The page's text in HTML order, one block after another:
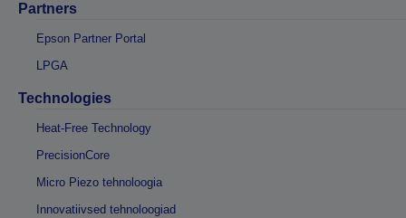
Partners
Epson Partner Portal
LPGA
Technologies
Heat-Free Technology
PrecisionCore
Micro Piezo tehnoloogia
Innovatiivsed tehnoloogiad